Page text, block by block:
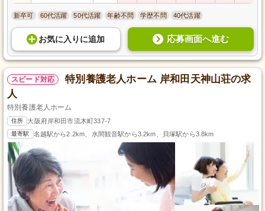
新卒可 60代活躍 50代活躍 年齢不問 学歴不問 40代活躍
お気に入り に追加 応募画面へ進む
スピード対応
特別養護老人ホーム 岸和田天神山荘の求
人
特別養護老人ホーム
住所 大阪府岸和田市流木町337-7
最寄駅 名越駅から2.2km、水間観音駅から3.2km、貝塚駅から3.8km